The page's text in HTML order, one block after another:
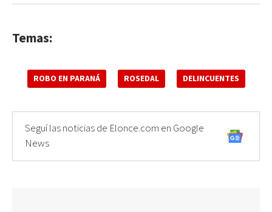
Temas:
ROBO EN PARANÁ ROSEDAL DELINCUENTES
Seguí las noticias de Elonce.com en Google
News